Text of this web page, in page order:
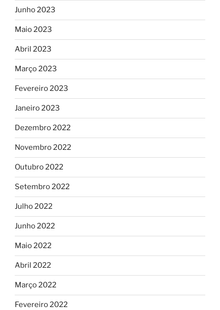
Junho 2023
Maio 2023
Abril 2023
Março 2023
Fevereiro 2023
Janeiro 2023
Dezembro 2022
Novembro 2022
Outubro 2022
Setembro 2022
Julho 2022
Junho 2022
Maio 2022
Abril 2022
Março 2022
Fevereiro 2022